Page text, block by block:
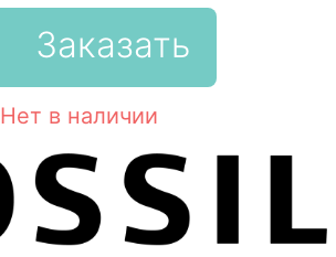
Заказать
Нет в наличии